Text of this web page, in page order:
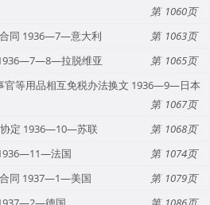
1060
同 1936—7—意大利
1063
拉脱维亚
1065
等用品相互免税办法换文 1936—9—日本
1067
定 1936—10—苏联
1068
法国
1074
同 1937—1—美国
1079